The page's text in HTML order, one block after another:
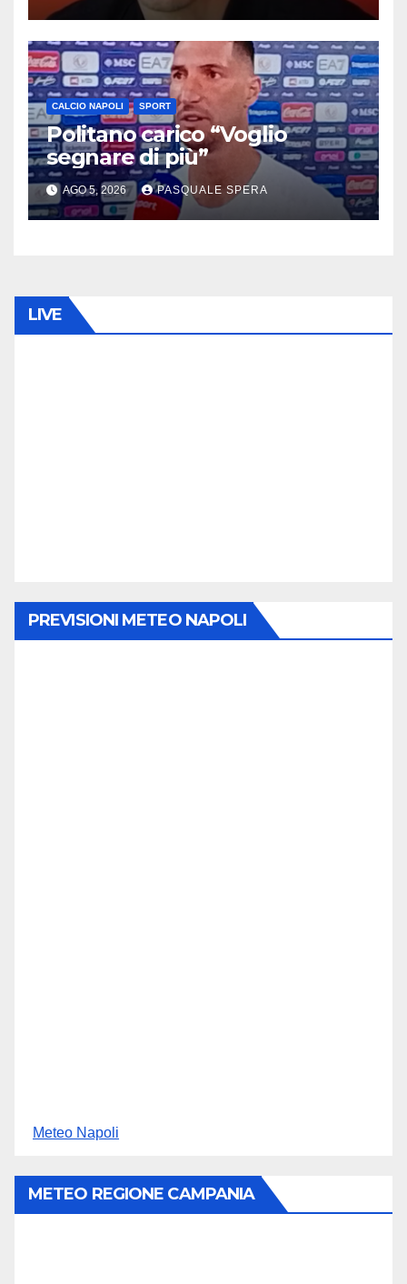
CALCIO NAPOLI SPORT
Politano carico “Voglio
segnare di più”
AGO 5, 2026 PASQUALE SPERA
LIVE
PREVISIONI METEO NAPOLI
Meteo Napoli
METEO REGIONE CAMPANIA